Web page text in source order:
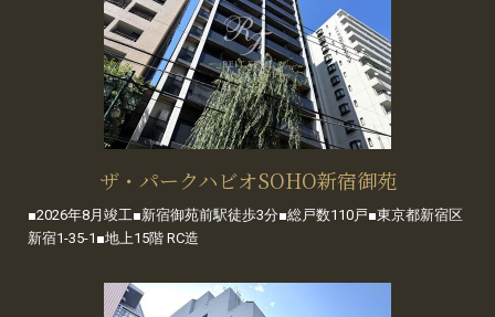
ザ・パークハビオSOHO新宿御苑
■2026年8月竣工■新宿御苑前駅徒歩3分■総戸数110戸■東京都新宿区
新宿1-35-1■地上15階 RC造